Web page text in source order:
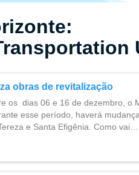
obras de revitalização
os dias 06 e 16 de dezembro, o
esse período, haverá
e Santa Efigênia. Como vai…